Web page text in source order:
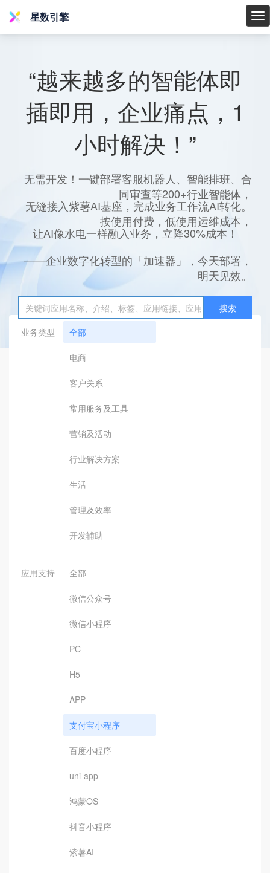
星
星数引擎
“越来越多的智能体即
插即用，企业痛点，1
小时解决！”
无需开发！一键部署客服机器人、智能排班、合
同审查等200+行业智能体，
无缝接入紫薯AI基座，完成业务工作流AI转化。
按使用付费，低使用运维成本，
让AI像水电一样融入业务，立降30%成本！
——企业数字化转型的「加速器」，今天部署，
明天见效。
搜索
业务类型
全部
电商
客户关系
常用服务及工具
营销及活动
行业解决方案
生活
管理及效率
开发辅助
应用支持 全部
微信公众号
微信小程序
PC
H5
APP
支付宝小程序
百度小程序
uni-app
鸿蒙OS
抖音小程序
紫薯AI